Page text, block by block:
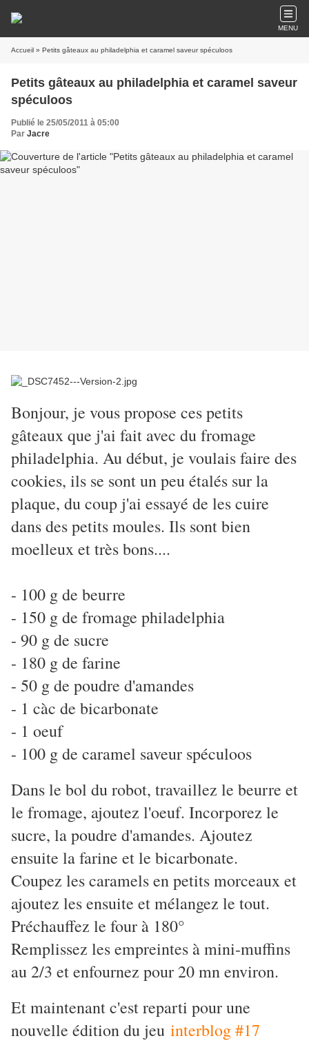
MENU
Accueil » Petits gâteaux au philadelphia et caramel saveur spéculoos
Petits gâteaux au philadelphia et caramel saveur
spéculoos
Publié le 25/05/2011 à 05:00
Par Jacre
Bonjour, je vous propose ces petits
gâteaux que j'ai fait avec du fromage
philadelphia. Au début, je voulais faire des
cookies, ils se sont un peu étalés sur la
plaque, du coup j'ai essayé de les cuire
dans des petits moules. Ils sont bien
moelleux et très bons....
- 100 g de beurre
- 150 g de fromage philadelphia
- 90 g de sucre
- 180 g de farine
- 50 g de poudre d'amandes
- 1 càc de bicarbonate
- 1 oeuf
- 100 g de caramel saveur spéculoos
Dans le bol du robot, travaillez le beurre et
le fromage, ajoutez l'oeuf. Incorporez le
sucre, la poudre d'amandes. Ajoutez
ensuite la farine et le bicarbonate.
Coupez les caramels en petits morceaux et
ajoutez les ensuite et mélangez le tout.
Préchauffez le four à 180°
Remplissez les empreintes à mini-muffins
au 2/3 et enfournez pour 20 mn environ.
Et maintenant c'est reparti pour une
nouvelle édition du jeu interblog #17